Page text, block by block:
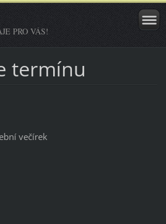
PRO VÁS!
termínu
večírek